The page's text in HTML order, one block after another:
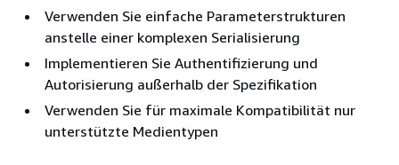
Verwenden Sie einfache Parameterstrukturen
anstelle einer komplexen Serialisierung
Implementieren Sie Authentifizierung und
Autorisierung außerhalb der Spezifikation
Verwenden Sie für maximale Kompatibilität nur
unterstützte Medientypen